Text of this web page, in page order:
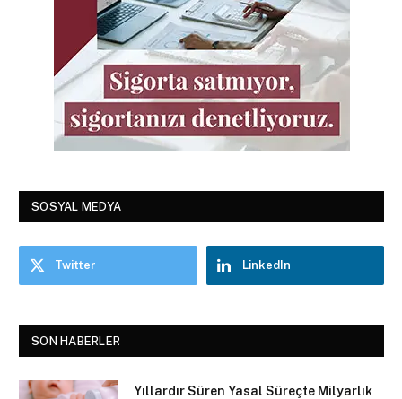
SOSYAL MEDYA
Twitter LinkedIn
SON HABERLER
Yıllardır Süren Yasal Süreçte Milyarlık